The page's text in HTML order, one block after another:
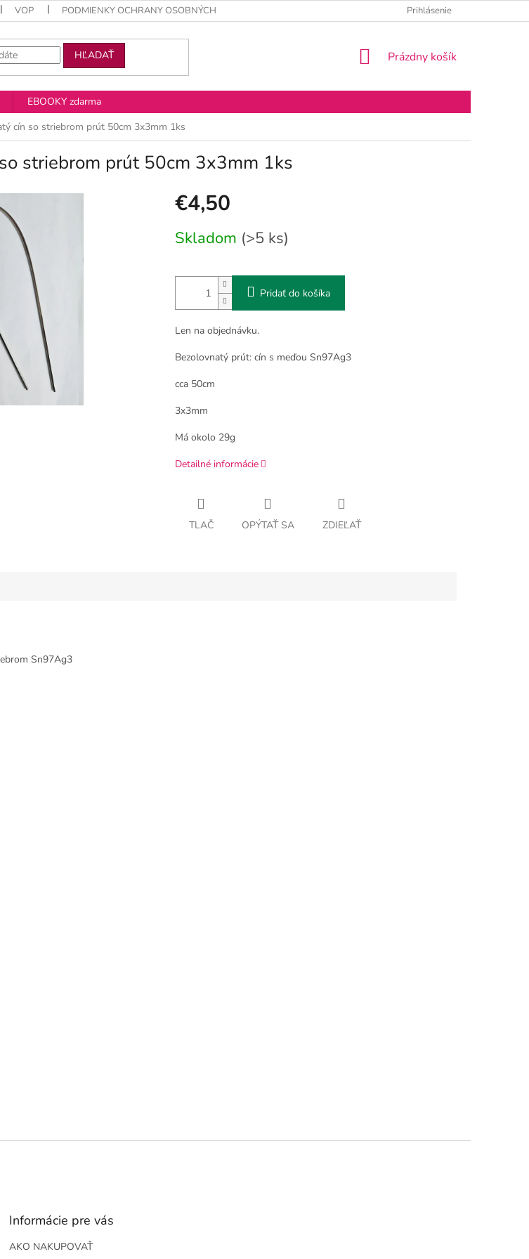
VOP PODMIENKY OCHRANY OSOBNÝCH ÚDAJOV Prihlásenie
HĽADAŤ
NÁKUPNÝ
Prázdny košík
EBOOKY zdarma
cín so striebrom prút 50cm 3x3mm 1ks
striebrom prút 50cm 3x3mm 1ks
€4,50
cena:
Skladom (>5 ks)
Pridať do košíka
Len na objednávku.
Bezolovnatý prút: cín s meďou Sn97Ag3
cca 50cm
3x3mm
Má okolo 29g
Detailné informácie
TLAČ OPÝTAŤ SA ZDIEĽAŤ
Sn97Ag3
Informácie pre vás
AKO NAKUPOVAŤ